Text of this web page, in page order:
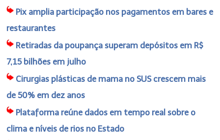
Pix amplia participação nos pagamentos em bares e
restaurantes
Retiradas da poupança superam depósitos em R$
7,15 bilhões em julho
Cirurgias plásticas de mama no SUS crescem mais
de 50% em dez anos
Plataforma reúne dados em tempo real sobre o
clima e níveis de rios no Estado